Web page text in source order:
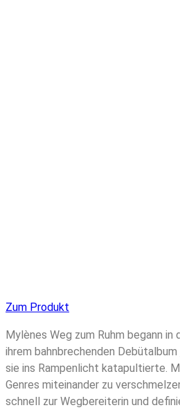
Zum Produkt
Mylènes Weg zum Ruhm begann in
ihrem bahnbrechenden Debütalbum
sie ins Rampenlicht katapultierte.
Genres miteinander zu
schnell zur Wegbereiterin und